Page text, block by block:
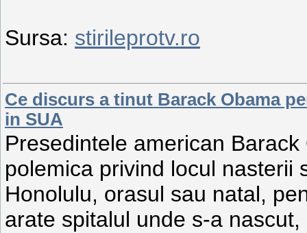
Sursa: stirileprotv.ro
Ce discurs a tinut Barack Obama
in SUA
Presedintele american
polemica privind locul nasterii
Honolulu, orasul sau natal,
arate spitalul unde s-a nascut,